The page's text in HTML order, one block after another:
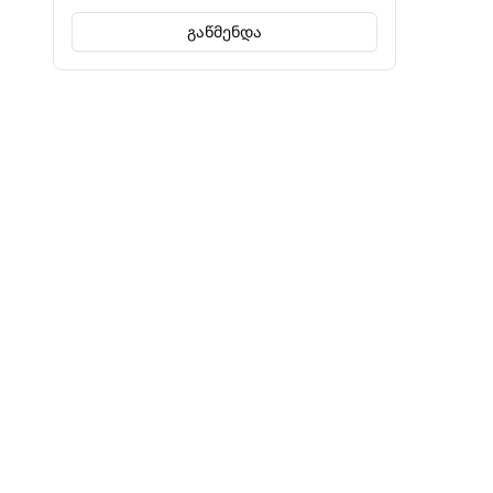
Timberland
UGG
გაწმენდა